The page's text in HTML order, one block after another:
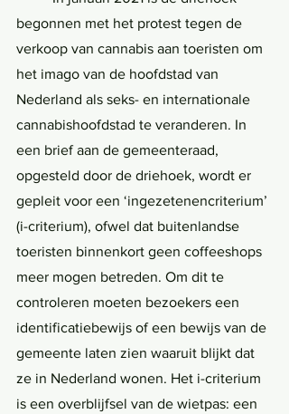
begonnen met het protest tegen de
verkoop van cannabis aan toeristen om
het imago van de hoofdstad van
Nederland als seks- en internationale
cannabishoofdstad te veranderen. In
een brief aan de gemeenteraad,
opgesteld door de driehoek, wordt er
gepleit voor een ‘ingezetenencriterium’
(i-criterium), ofwel dat buitenlandse
toeristen binnenkort geen coffeeshops
meer mogen betreden. Om dit te
controleren moeten bezoekers een
identificatiebewijs of een bewijs van de
gemeente laten zien waaruit blijkt dat
ze in Nederland wonen. Het i-criterium
is een overblijfsel van de wietpas: een